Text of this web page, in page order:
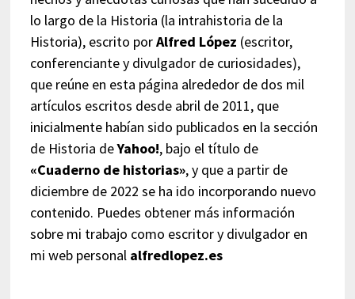
lo largo de la Historia (la intrahistoria de la
Historia), escrito porAlfred López (escritor,
conferenciante y divulgador de curiosidades),
que reúne en esta página alrededor de dos mil
artículos escritos desde abril de 2011, que
inicialmente habían sido publicados en la sección
de Historia deYahoo!, bajo el título de
«Cuaderno de historias», y que a partir de
diciembre de 2022 se ha ido incorporando nuevo
contenido. Puedes obtener más información
sobre mi trabajo como escritor y divulgador en
mi web personal alfredlopez.es